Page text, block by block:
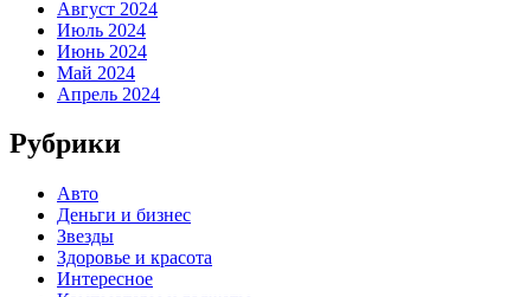
Август 2024
Июль 2024
Июнь 2024
Май 2024
Апрель 2024
Рубрики
Авто
Деньги и бизнес
Звезды
Здоровье и красота
Интересное